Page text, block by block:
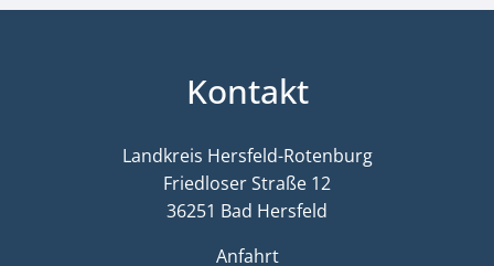
Kontakt
Landkreis Hersfeld-Rotenburg
Friedloser Straße 12
36251 Bad Hersfeld
Anfahrt